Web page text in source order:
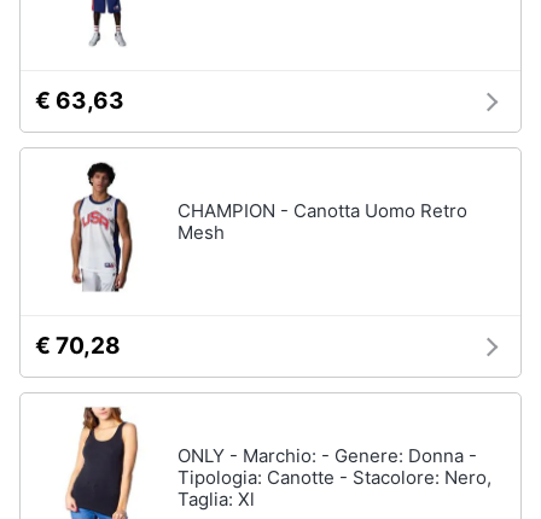
€ 63,63
CHAMPION - Canotta Uomo Retro
Mesh
€ 70,28
ONLY - Marchio: - Genere: Donna -
Tipologia: Canotte - Stacolore: Nero,
Taglia: Xl